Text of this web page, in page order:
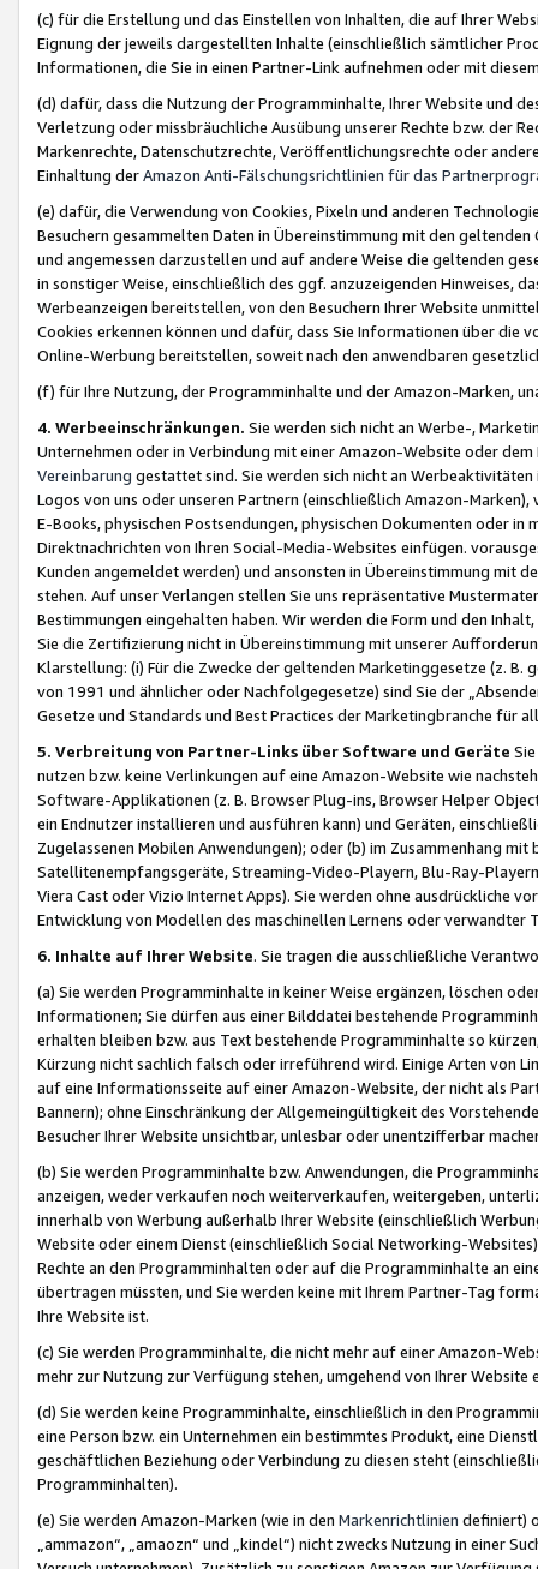
(c) für die Erstellung und das Einstellen von Inhalten, die auf Ihrer
Eignung der jeweils dargestellten Inhalte (einschließlich sämtlicher
Informationen, die Sie in einen Partner-Link aufnehmen oder mit
(d) dafür, dass die Nutzung der Programminhalte, Ihrer Website und
Verletzung oder missbräuchliche Ausübung unserer Rechte bzw. der
Markenrechte, Datenschutzrechte, Veröffentlichungsrechte oder
Einhaltung derAmazon Anti-Fälschungsrichtlinien für das
(e) dafür, die Verwendung von Cookies, Pixeln und anderen
Besuchern gesammelten Daten in Übereinstimmung mit den
und angemessen darzustellen und auf andere Weise die geltenden
in sonstiger Weise, einschließlich des ggf. anzuzeigenden Hinweises,
Werbeanzeigen bereitstellen, von den Besuchern Ihrer Website
Cookies erkennen können und dafür, dass Sie Informationen über die
Online-Werbung bereitstellen, soweit nach den anwendbaren
(f) für Ihre Nutzung, der Programminhalte und der Amazon-Marken,
4. Werbeeinschränkungen. Sie werden sich nicht an Werbe-,
Unternehmen oder in Verbindung mit einer Amazon-Website oder
Vereinbarung gestattet sind. Sie werden sich nicht an
Logos von uns oder unseren Partnern (einschließlich Amazon-
E-Books, physischen Postsendungen, physischen Dokumenten oder in
Direktnachrichten von Ihren Social-Media-Websites einfügen.
Kunden angemeldet werden) und ansonsten in Übereinstimmung mit
stehen. Auf unser Verlangen stellen Sie uns repräsentative
Bestimmungen eingehalten haben. Wir werden die Form und den
Sie die Zertifizierung nicht in Übereinstimmung mit unserer
Klarstellung: (i) Für die Zwecke der geltenden Marketinggesetze (z. B.
von 1991 und ähnlicher oder Nachfolgegesetze) sind Sie der
Gesetze und Standards und Best Practices der Marketingbranche für
5. Verbreitung von Partner-Links über Software und Geräte
nutzen bzw. keine Verlinkungen auf eine Amazon-Website wie
Software-Applikationen (z. B. Browser Plug-ins, Browser Helper
ein Endnutzer installieren und ausführen kann) und Geräten,
Zugelassenen Mobilen Anwendungen); oder (b) im Zusammenhang
Satellitenempfangsgeräte, Streaming-Video-Playern, Blu-Ray-
Viera Cast oder Vizio Internet Apps). Sie werden ohne ausdrückliche
Entwicklung von Modellen des maschinellen Lernens oder
6. Inhalte auf Ihrer Website. Sie tragen die ausschließliche
(a) Sie werden Programminhalte in keiner Weise ergänzen, löschen
Informationen; Sie dürfen aus einer Bilddatei bestehende
erhalten bleiben bzw. aus Text bestehende Programminhalte so
Kürzung nicht sachlich falsch oder irreführend wird. Einige Arten von
auf eine Informationsseite auf einer Amazon-Website, der nicht als
Bannern); ohne Einschränkung der Allgemeingültigkeit des
Besucher Ihrer Website unsichtbar, unlesbar oder unentzifferbar
(b) Sie werden Programminhalte bzw. Anwendungen, die
anzeigen, weder verkaufen noch weiterverkaufen, weitergeben,
innerhalb von Werbung außerhalb Ihrer Website (einschließlich
Website oder einem Dienst (einschließlich Social Networking-
Rechte an den Programminhalten oder auf die Programminhalte an
übertragen müssten, und Sie werden keine mit Ihrem Partner-Tag
Ihre Website ist.
(c) Sie werden Programminhalte, die nicht mehr auf einer Amazon-
mehr zur Nutzung zur Verfügung stehen, umgehend von Ihrer
(d) Sie werden keine Programminhalte, einschließlich in den
eine Person bzw. ein Unternehmen ein bestimmtes Produkt, eine
geschäftlichen Beziehung oder Verbindung zu diesen steht
Programminhalten).
(e) Sie werden Amazon-Marken (wie in den Markenrichtlinien definiert)
„ammazon“, „amaozn“ und „kindel“) nicht zwecks Nutzung in einer